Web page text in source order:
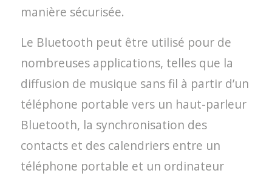
manière sécurisée.
Le Bluetooth peut être utilisé pour de
nombreuses applications, telles que la
diffusion de musique sans fil à partir d’un
téléphone portable vers un haut-parleur
Bluetooth, la synchronisation des
contacts et des calendriers entre un
téléphone portable et un ordinateur